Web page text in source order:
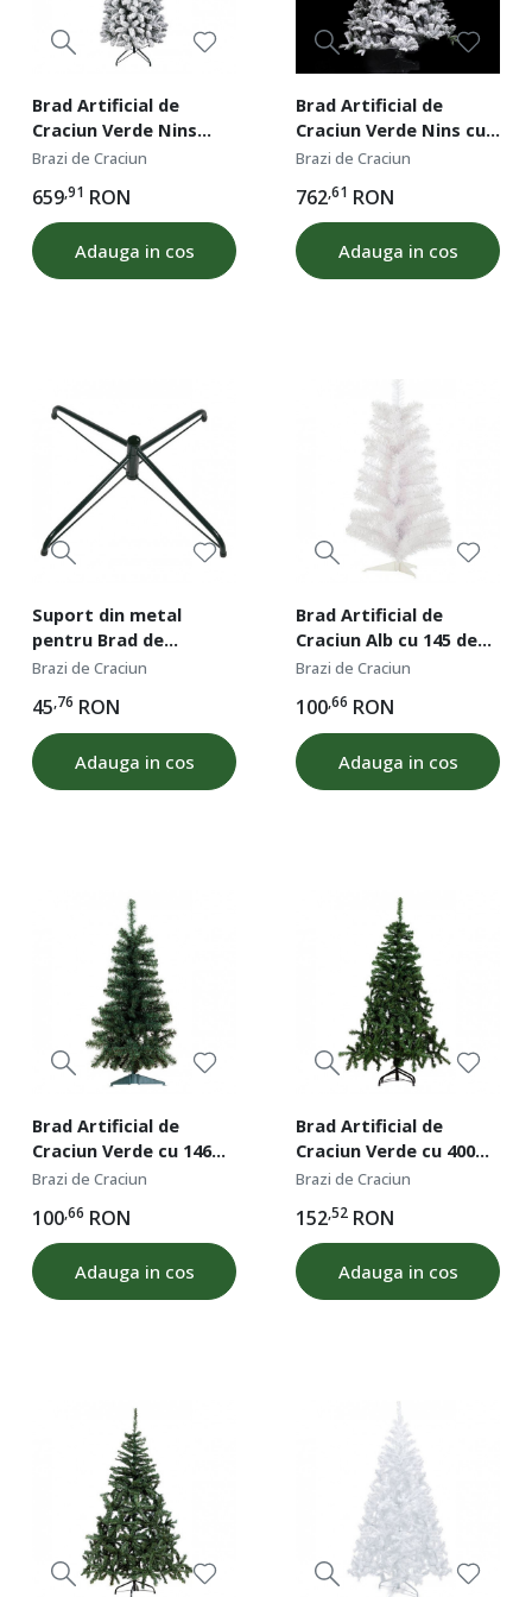
Brad Artificial de
Craciun Verde Nins
Slim cu 725 de Crengi,
Brazi de Craciun
659,91 RON
Adauga in cos
Brad Artificial de
Craciun Verde Nins cu
1049 de Crengi, 210 cm
Brazi de Craciun
762,61 RON
Adauga in cos
Suport din metal
pentru Brad de
Craciun, 40x40 cm
Brazi de Craciun
45,76 RON
Adauga in cos
Brad Artificial de
Craciun Alb cu 145 de
ramuri, 1.20 m Inaltime
Brazi de Craciun
100,66 RON
Adauga in cos
Brad Artificial de
Craciun Verde cu 146
ramuri, 1.20 m
Brazi de Craciun
100,66 RON
Adauga in cos
Brad Artificial de
Craciun Verde cu 400
Ramuri, 1.5 m
Brazi de Craciun
152,52 RON
Adauga in cos